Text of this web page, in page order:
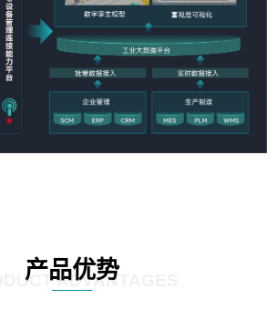
产品优势
ADVANTAGES